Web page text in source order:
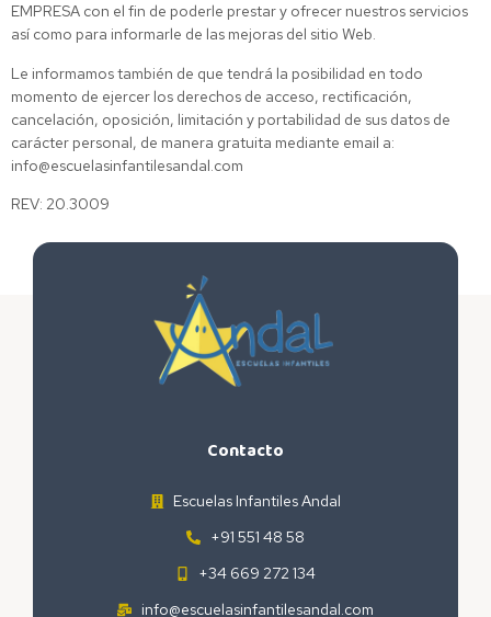
EMPRESA con el fin de poderle prestar y ofrecer nuestros servicios
así como para informarle de las mejoras del sitio Web.
Le informamos también de que tendrá la posibilidad en todo
momento de ejercer los derechos de acceso, rectificación,
cancelación, oposición, limitación y portabilidad de sus datos de
carácter personal, de manera gratuita mediante email a:
info@escuelasinfantilesandal.com
REV: 20.3009
Contacto
Escuelas Infantiles Andal
+91 551 48 58
+34 669 272 134
info@escuelasinfantilesandal.com